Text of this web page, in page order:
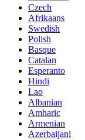
Czech
Afrikaans
Swedish
Polish
Basque
Catalan
Esperanto
Hindi
Lao
Albanian
Amharic
Armenian
Azerbaijani